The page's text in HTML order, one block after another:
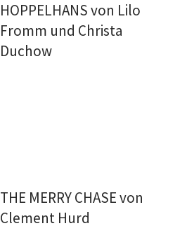
HOPPELHANS von Lilo
Fromm und Christa
Duchow
THE MERRY CHASE von
Clement Hurd